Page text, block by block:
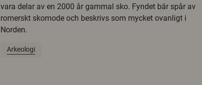
vara delar av en 2000 år gammal sko. Fyndet bär spår av
romerskt skomode och beskrivs som mycket ovanligt i
Norden.
Arkeologi